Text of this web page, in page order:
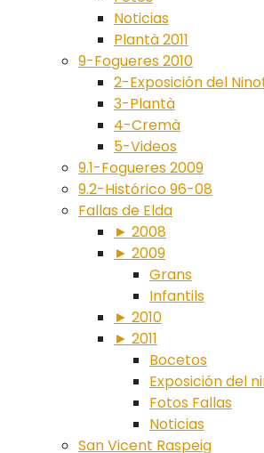
Noticias
Plantà 2011
9-Fogueres 2010
2-Exposición del
3-Plantà
4-Cremà
5-Videos
9.1-Fogueres 2009
9.2-Histórico 96-08
Fallas de Elda
► 2008
► 2009
Grans
Infantils
► 2010
► 2011
Bocetos
Exposición del
Fotos Fallas
Noticias
San Vicent Raspeig